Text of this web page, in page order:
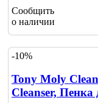
Сообщить
о наличии
-10%
Tony Moly
Cleanser,